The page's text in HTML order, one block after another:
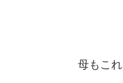
母もこ